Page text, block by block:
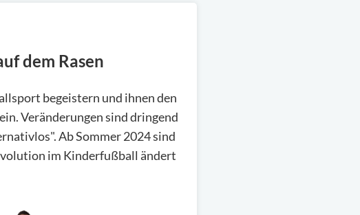
dem Rasen
begeistern und ihnen den
Veränderungen sind dringend
Ab Sommer 2024 sind
im Kinderfußball ändert